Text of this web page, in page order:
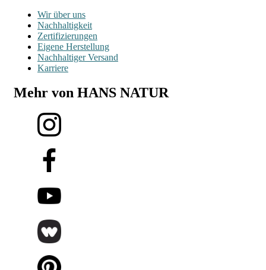
Wir über uns
Nachhaltigkeit
Zertifizierungen
Eigene Herstellung
Nachhaltiger Versand
Karriere
Mehr von HANS NATUR